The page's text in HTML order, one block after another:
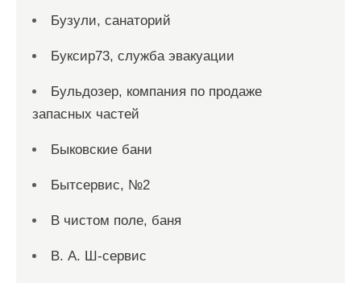
Бузули, санаторий
Буксир73, служба эвакуации
Бульдозер, компания по продаже
запасных частей
Быковские бани
Бытсервис, №2
В чистом поле, баня
В. А. Ш-сервис